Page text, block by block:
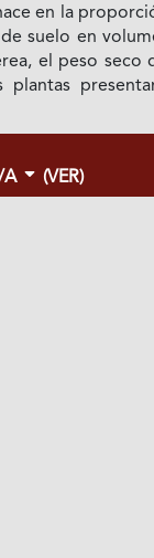
en la
suelo en
el peso seco
A (VER)